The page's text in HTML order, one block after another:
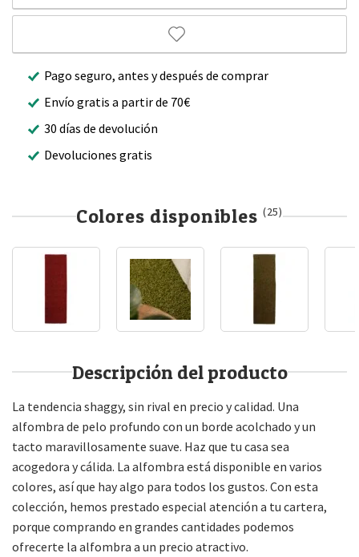
Pago seguro, antes y después de comprar
Envío gratis a partir de 70€
30 días de devolución
Devoluciones gratis
Colores disponibles (25)
Descripción del producto
La tendencia shaggy, sin rival en precio y calidad. Una
alfombra de pelo profundo con un borde acolchado y un
tacto maravillosamente suave. Haz que tu casa sea
acogedora y cálida. La alfombra está disponible en varios
colores, así que hay algo para todos los gustos. Con esta
colección, hemos prestado especial atención a tu cartera,
porque comprando en grandes cantidades podemos
ofrecerte la alfombra a un precio atractivo.